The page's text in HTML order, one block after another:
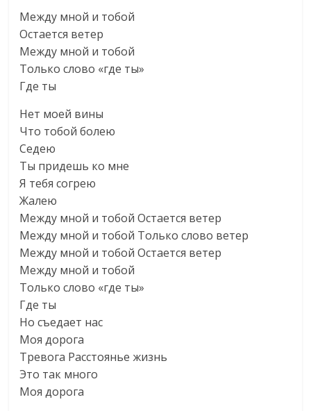
Между мной и тобой
Остается ветер
Между мной и тобой
Только слово «где ты»
Где ты
Нет моей вины
Что тобой болею
Седею
Ты придешь ко мне
Я тебя согрею
Жалею
Между мной и тобой Остается ветер
Между мной и тобой Только слово ветер
Между мной и тобой Остается ветер
Между мной и тобой
Только слово «где ты»
Где ты
Но съедает нас
Моя дорога
Тревога Расстоянье жизнь
Это так много
Моя дорога